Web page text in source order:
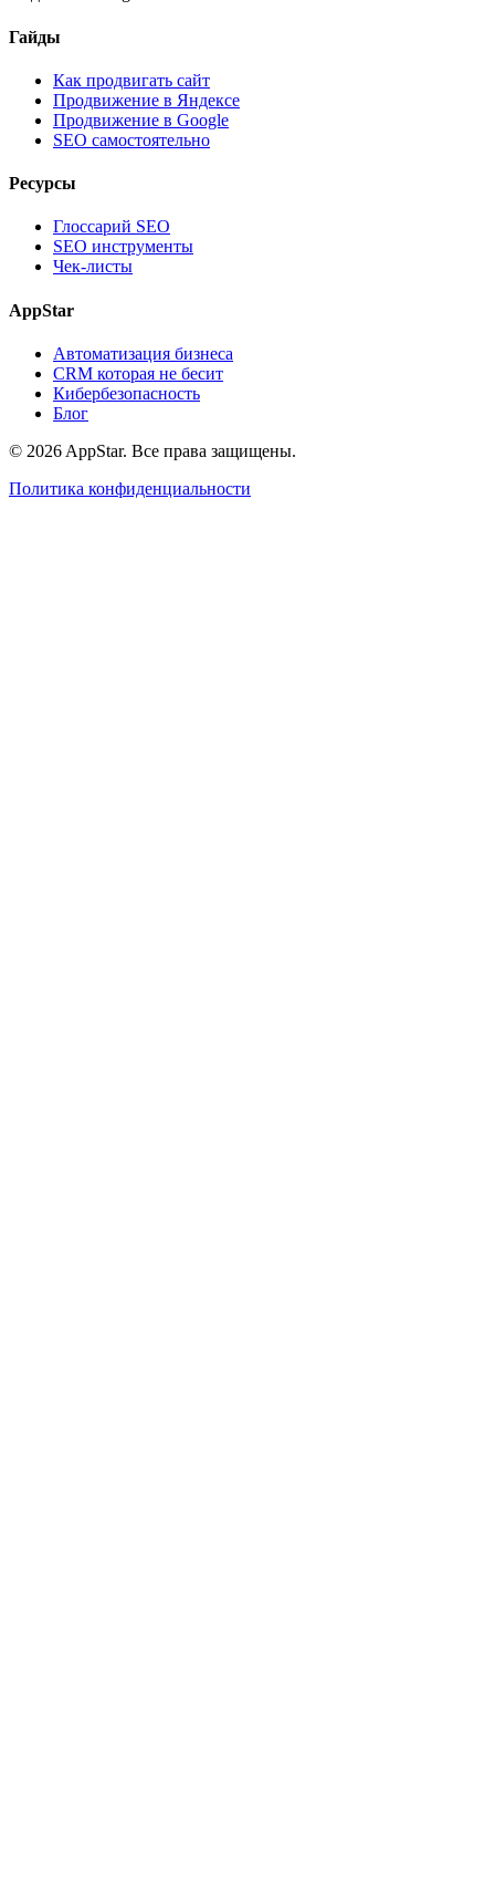
Гайды
Как продвигать сайт
Продвижение в Яндексе
Продвижение в Google
SEO самостоятельно
Ресурсы
Глоссарий SEO
SEO инструменты
Чек-листы
AppStar
Автоматизация бизнеса
CRM которая не бесит
Кибербезопасность
Блог
© 2026 AppStar. Все права защищены.
Политика конфиденциальности